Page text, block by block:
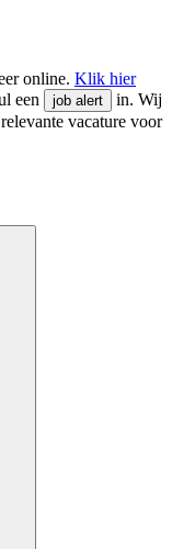
online. Klik hier
een
job alert
in. Wij
vacature voor